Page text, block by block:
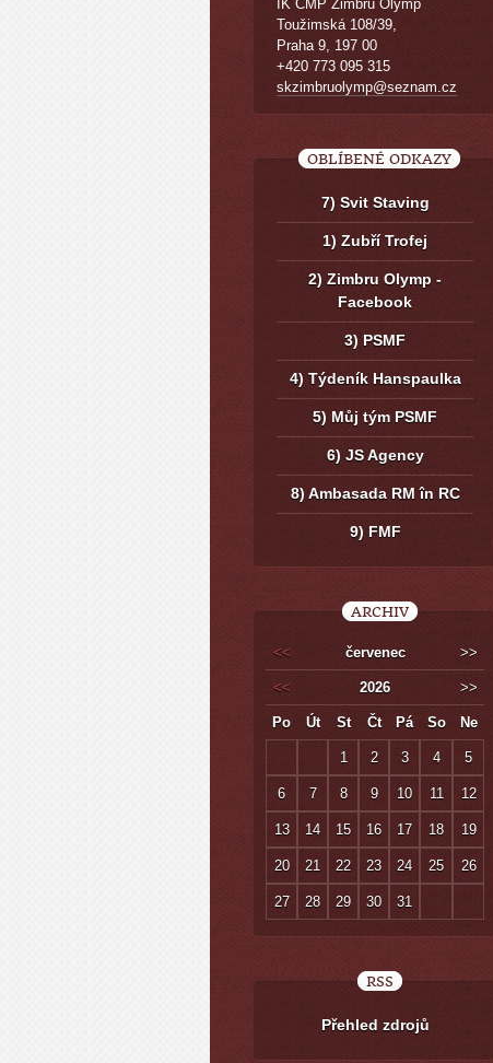
IK ČMP Zimbru Olymp
Toužimská 108/39,
Praha 9, 197 00
+420 773 095 315
skzimbruolymp@seznam.cz
OBLÍBENÉ ODKAZY
7) Svit Staving
1) Zubří Trofej
2) Zimbru Olymp -
Facebook
3) PSMF
4) Týdeník Hanspaulka
5) Můj tým PSMF
6) JS Agency
8) Ambasada RM în RC
9) FMF
ARCHIV
<< červenec >>
<< 2026 >>
Po Út St Čt Pá So Ne
1 2 3 4 5
6 7 8 9 10 11 12
13 14 15 16 17 18 19
20 21 22 23 24 25 26
27 28 29 30 31
RSS
Přehled zdrojů